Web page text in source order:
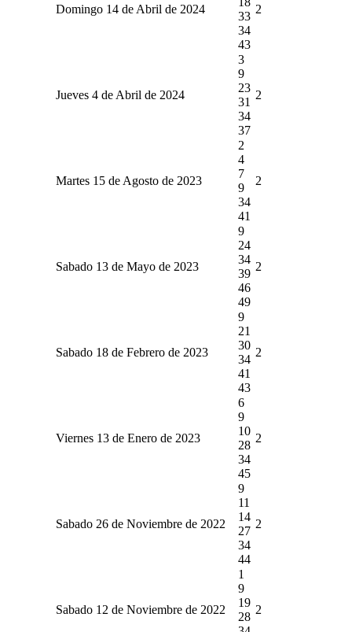
Domingo 14 de Abril de 2024
33
34
43
2
Jueves 4 de Abril de 2024
3
9
23
31
34
37
2
Martes 15 de Agosto de 2023
2
4
7
9
34
41
2
Sabado 13 de Mayo de 2023
9
24
34
39
46
49
2
Sabado 18 de Febrero de 2023
9
21
30
34
41
43
2
Viernes 13 de Enero de 2023
6
9
10
28
34
45
2
Sabado 26 de Noviembre de 2022
9
11
14
27
34
44
2
Sabado 12 de Noviembre de 2022
1
9
19
28
2